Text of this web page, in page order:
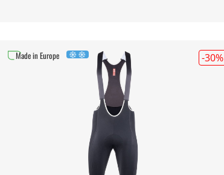
-30%
Made in Europe